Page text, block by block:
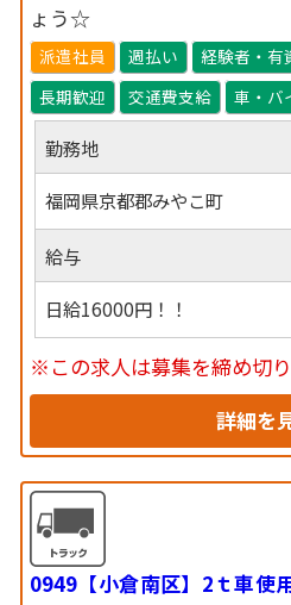
ょう☆
派遣社員 週払い 経験者・有
長期歓迎
交通費支給 車・バ
勤務地
福岡県京都郡みやこ町
給与
日給16000円！！
※この求人は募集を締め切り
詳細を
0949【小倉南区】2ｔ車使